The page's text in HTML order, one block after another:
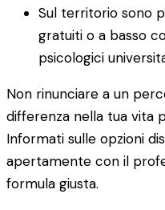
Sul territorio sono
gratuiti o a basso
psicologici
Non rinunciare a un
differenza nella tua vita
Informati sulle opzioni
apertamente con il
formula giusta.